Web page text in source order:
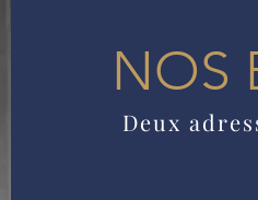
NOS
Deux